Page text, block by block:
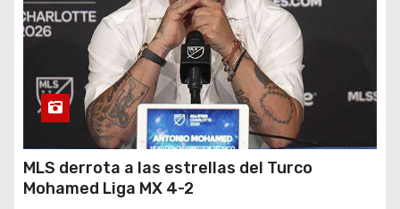
MLS derrota a las estrellas del Turco
Mohamed Liga MX 4-2